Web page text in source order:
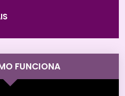
FUNCIONA